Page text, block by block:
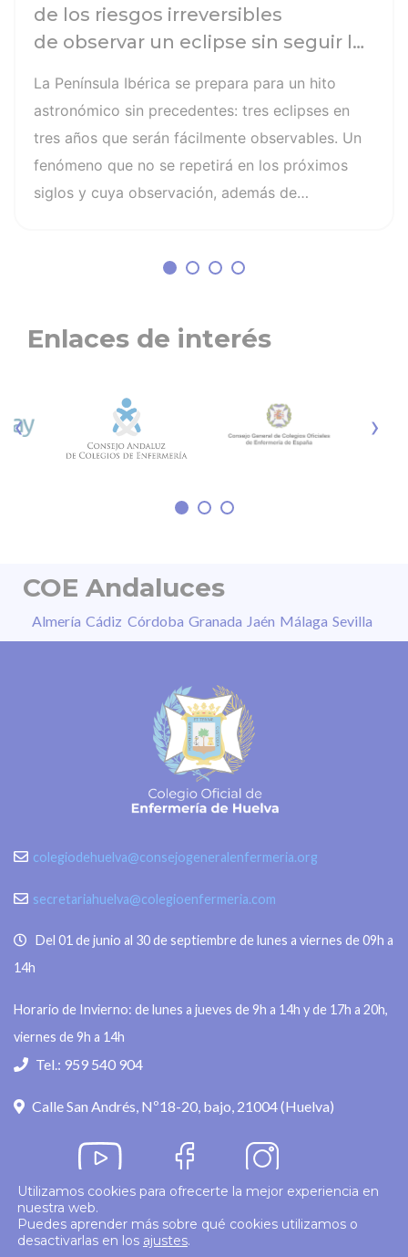
de los riesgos irreversibles
de observar un eclipse sin seguir las
solar es el mayor de los peligros
La Península Ibérica se prepara para un hito
astronómico sin precedentes: tres eclipses en
tres años que serán fácilmente observables. Un
fenómeno que no se repetirá en los próximos
siglos y cuya observación, además de
insuperable y una lesión irreversible. El mayor
retinopatía solar, una quemadura fotoquímica
fotoquímica de la retina, la pérdida parcial o
irreversible de la visión, distorsión de las
Enlaces de interés
‹ ›
COE Andaluces
Almería Cádiz Córdoba Granada Jaén Málaga Sevilla
colegiodehuelva@consejogeneralenfermeria.org
secretariahuelva@colegioenfermeria.com
Del 01 de junio al 30 de septiembre de lunes a viernes de 09h a
14h
Horario de Invierno: de lunes a jueves de 9h a 14h y de 17h a 20h,
viernes de 9h a 14h
Tel.: 959 540 904
Calle San Andrés, Nº18-20, bajo, 21004 (Huelva)
© 2026 Colegio Enfermería Huelva
Utilizamos cookies para ofrecerte la mejor experiencia en
nuestra web.
Puedes aprender más sobre qué cookies utilizamos o
desactivarlas en los ajustes.